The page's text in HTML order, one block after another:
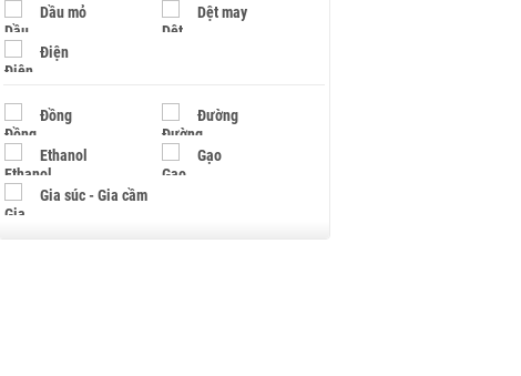
Dầu mỏ Dệt may
Điện
Đồng Đường
Ethanol Gạo
Gia súc - Gia cầm